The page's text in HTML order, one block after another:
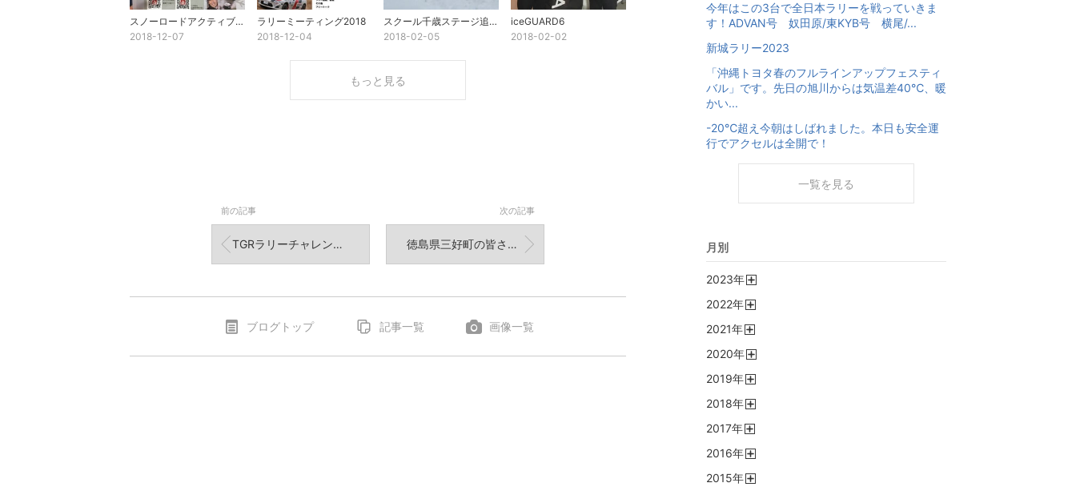
スノーロードアクティブスクール2018
2018-12-07
ラリーミーティング2018
2018-12-04
スクール千歳ステージ追加募集中
2018-02-05
iceGUARD6
2018-02-02
もっと見る
前の記事
TGRラリーチャレンジ0カー
次の記事
徳島県三好町の皆さんとグッドドライバーレッスン！ご参加いただきありがとうございました。また...
ブログトップ 記事一覧 画像一覧
今年はこの3台で全日本ラリーを戦っていきま
す！ADVAN号 奴田原/東KYB号 横尾/...
新城ラリー2023
「沖縄トヨタ春のフルラインアップフェスティ
バル」です。先日の旭川からは気温差40℃、暖
かい...
-20℃超え今朝はしばれました。本日も安全運
行でアクセルは全開で！
一覧を見る
月別
2023年
2022年
2021年
2020年
2019年
2018年
2017年
2016年
2015年